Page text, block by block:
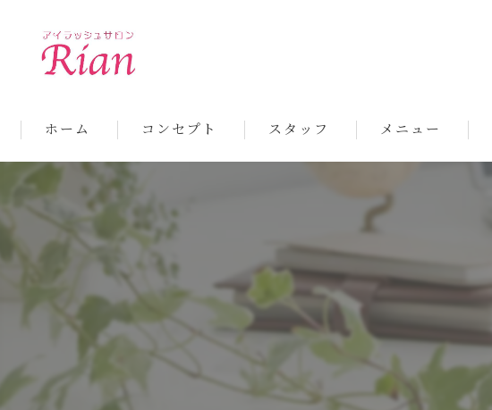
ホーム コンセプト スタッフ メニュー